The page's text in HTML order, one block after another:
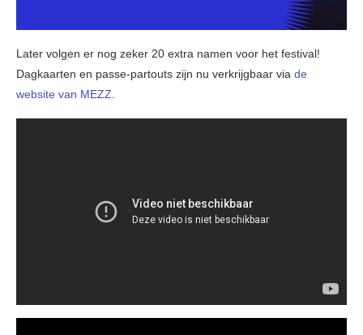
Later volgen er nog zeker 20 extra namen voor het festival!
Dagkaarten en passe-partouts zijn nu verkrijgbaar via de
website van MEZZ